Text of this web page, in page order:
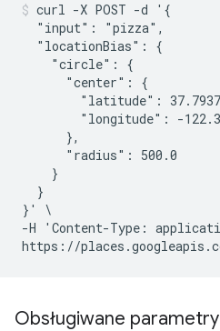
curl -X POST -d '{
  "input": "pizza",
  "locationBias": {
    "circle": {
      "center": {
"latitude":
"longitude": -
      },
      "radius": 500.0
    }
  }
}' \
-H 'Content-Type:
Obsługiwane parametry